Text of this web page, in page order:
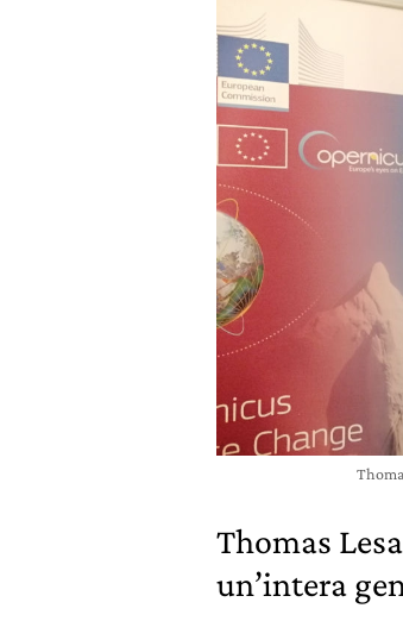
Thomas
un’intera